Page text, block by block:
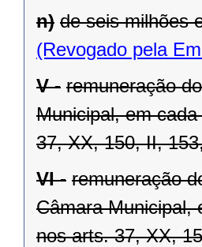
n) de seis milhões
(Revogado pela
V - remuneração
Municipal, em
37, XX, 150, II,
VI - remuneração
Câmara Municipal,
nos arts. 37, XX,